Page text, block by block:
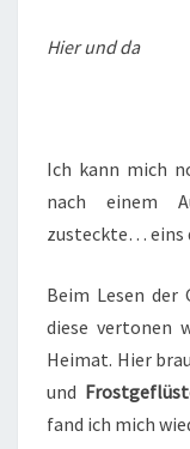
Hier und da
Ich kann mich
nach einem
zusteckte… eins
Beim Lesen der
diese vertonen
Heimat. Hier
und
fand ich mich